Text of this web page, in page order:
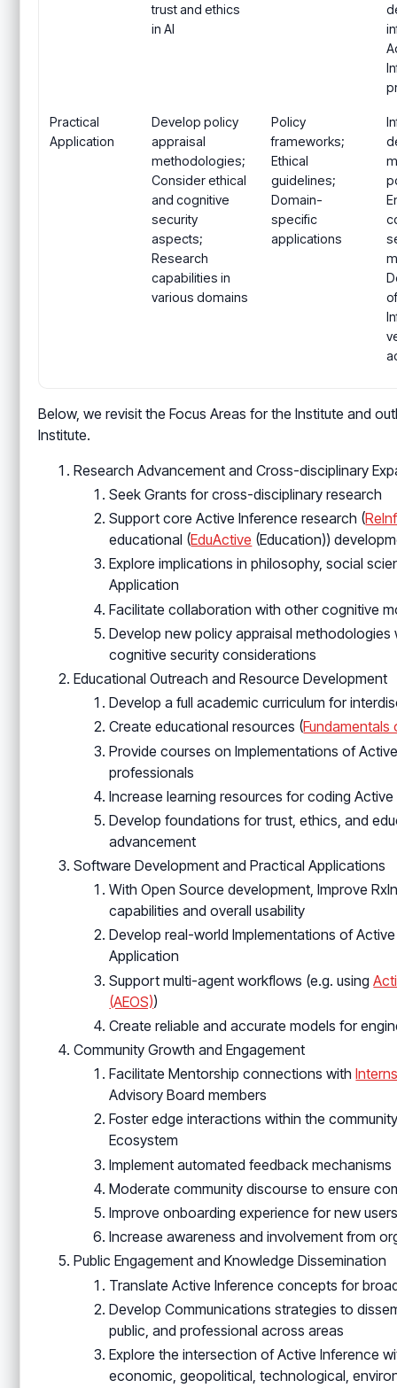
trust and ethics
in AI
Practical
Application
Develop policy
appraisal
methodologies;
Consider ethical
and cognitive
security
aspects;
Research
capabilities in
various domains
Policy
frameworks;
Ethical
guidelines;
Domain-
specific
applications
Below, we revisit the Focus Areas for the Institute and
Institute.
Research Advancement and Cross-disciplinary
Seek Grants for cross-disciplinary research
Support core Active Inference research (
educational (EduActive (Education))
Explore implications in philosophy, social
Application
Facilitate collaboration with other cognitive
Develop new policy appraisal
cognitive security considerations
Educational Outreach and Resource Development
Develop a full academic curriculum for
Create educational resources (
Provide courses on Implementations of
professionals
Increase learning resources for coding
Develop foundations for trust, ethics, and
advancement
Software Development and Practical Applications
With Open Source development, Improve
capabilities and overall usability
Develop real-world Implementations of
Application
Support multi-agent workflows (e.g. using
(AEOS))
Create reliable and accurate models for
Community Growth and Engagement
Facilitate Mentorship connections with
Advisory Board members
Foster edge interactions within the
Ecosystem
Implement automated feedback mechanisms
Moderate community discourse to ensure
Improve onboarding experience for new
Increase awareness and involvement from
Public Engagement and Knowledge Dissemination
Translate Active Inference concepts for
Develop Communications strategies to
public, and professional across areas
Explore the intersection of Active Inference
economic, geopolitical, technological,